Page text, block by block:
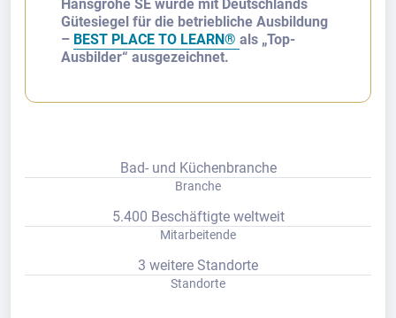
Hansgrohe SE wurde mit Deutschlands
Gütesiegel für die betriebliche Ausbildung
– BEST PLACE TO LEARN® als „Top-
Ausbilder“ ausgezeichnet.
Bad- und Küchenbranche
Branche
5.400 Beschäftigte weltweit
Mitarbeitende
3 weitere Standorte
Standorte